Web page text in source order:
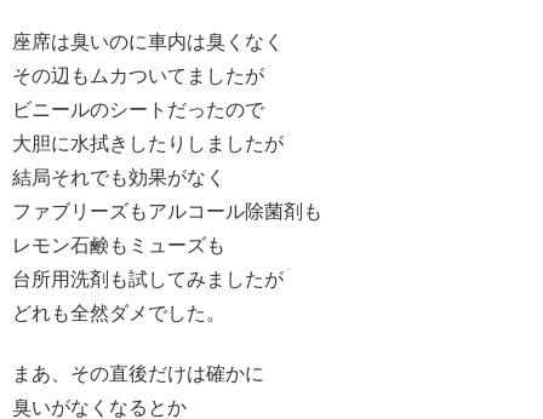
座席は臭いのに車内は臭くなく
その辺もムカついてましたが
ビニールのシートだったので
大胆に水拭きしたりしましたが
結局それでも効果がなく
ファブリーズもアルコール除菌剤も
レモン石鹸もミューズも
台所用洗剤も試してみましたが
どれも全然ダメでした。
まあ、その直後だけは確かに
臭いがなくなるとか